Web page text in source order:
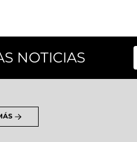
NOTICIAS